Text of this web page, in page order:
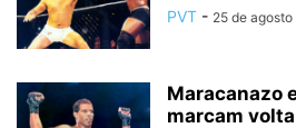
PVT - 25 de
Maracanazo
marcam